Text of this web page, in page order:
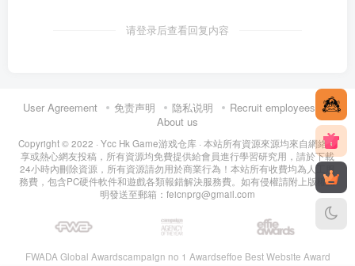
请登录后查看回复内容
User Agreement 免责声明 隐私说明
Recruit employees
About us
Copyright © 2022 · Ycc Hk Game游戏仓库 · 本站所有資源來源均來自網絡分
享或熱心網友投稿，所有資源均免費提供給會員進行學習研究用，請於下載
24小時內刪除資源，所有資源請勿用於商業行為！本站所有收費均為人工服
務費，包含PC硬件軟件和遊戲各類報錯解決服務費。如有侵權請附上版權證
明發送至郵箱：feicnprg@gmail.com
FWADA Global Awardscampaign no 1 Awardseffoe Best Website Award